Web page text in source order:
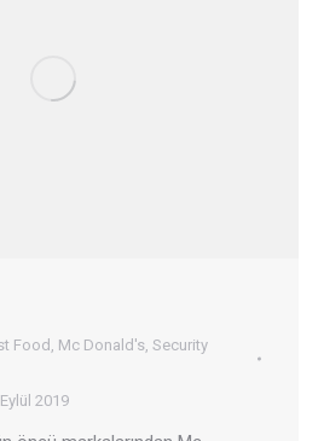
Food, Mc Donald's, Security
2019